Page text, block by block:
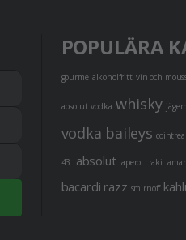
POPULÄRA
gourme alkoholfritt vin och
absolut vodka whisky
vodka baileys
43 absolut aperol raki
bacardi razz smirnoff